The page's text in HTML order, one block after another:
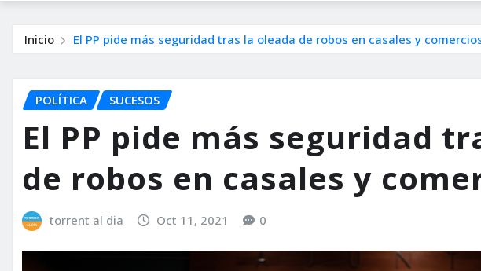
Inicio El PP pide más seguridad tras la oleada de robos en casales y
POLÍTICA SUCESOS
El PP pide más seguridad
de robos en casales y
torrent al dia Oct 11, 2021 0